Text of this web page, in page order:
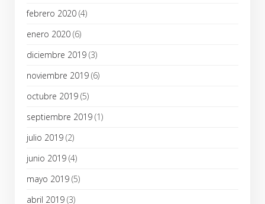
febrero 2020 (4)
enero 2020 (6)
diciembre 2019 (3)
noviembre 2019 (6)
octubre 2019 (5)
septiembre 2019 (1)
julio 2019 (2)
junio 2019 (4)
mayo 2019 (5)
abril 2019 (3)